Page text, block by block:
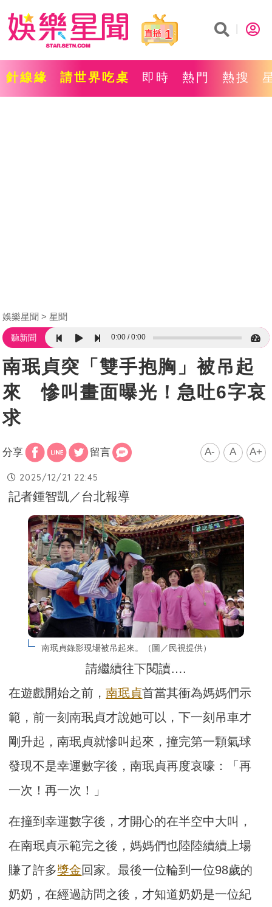
1
針線緣 請世界吃桌 即時 熱門 熱搜
娛樂星聞 星聞
聽新聞 0:00 0:00
南珉貞突「雙手抱胸」被吊起
來 慘叫畫面曝光！急吐6字哀
求
分享 留言 A- A A+
2025/12/21 22:45
記者鍾智凱／台北報導
南珉貞錄影現場被吊起來。（圖／民視提供）
請繼續往下閱讀….
在遊戲開始之前，南珉貞首當其衝為媽媽們示
範，前一刻南珉貞才說她可以，下一刻吊車才
剛升起，南珉貞就慘叫起來，撞完第一顆氣球
發現不是幸運數字後，南珉貞再度哀嚎：「再
一次！再一次！」
在撞到幸運數字後，才開心的在半空中大叫，
在南珉貞示範完之後，媽媽們也陸陸續續上場
賺了許多獎金回家。最後一位輪到一位98歲的
奶奶，在經過訪問之後，才知道奶奶是一位紀